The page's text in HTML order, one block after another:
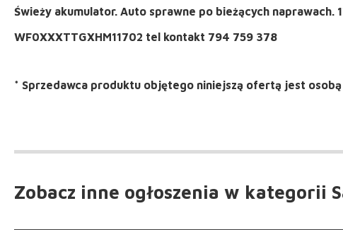
Świeży akumulator. Auto sprawne po bieżących naprawach.
WF0XXXTTGXHM11702 tel kontakt 794 759 378
* Sprzedawca produktu objętego niniejszą ofertą jest
Zobacz inne ogłoszenia w kategorii